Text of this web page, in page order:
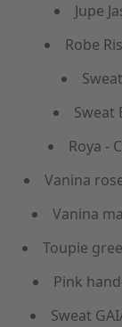
Jupe
Robe
Sweat
Roya -
Vanina
Vanina
Toupie
Pink
Sweat